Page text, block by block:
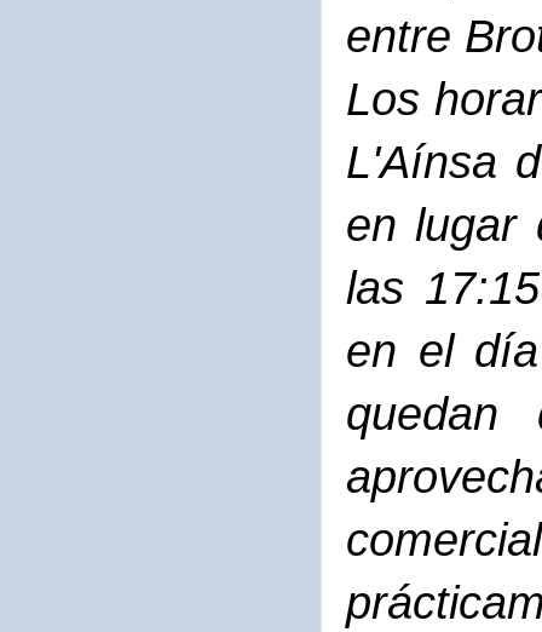
entre
Los
L'Aínsa
en lugar
las
en el
quedan